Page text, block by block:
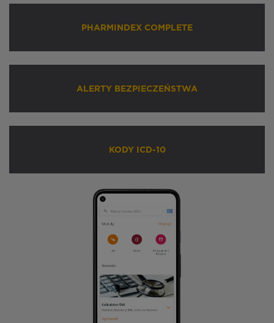
PHARMINDEX COMPLETE
ALERTY BEZPIECZEŃSTWA
KODY ICD-10